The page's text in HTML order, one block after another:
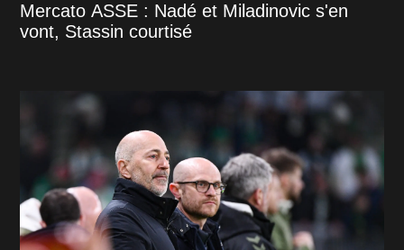
Mercato ASSE : Nadé et Miladinovic s'en
vont, Stassin courtisé